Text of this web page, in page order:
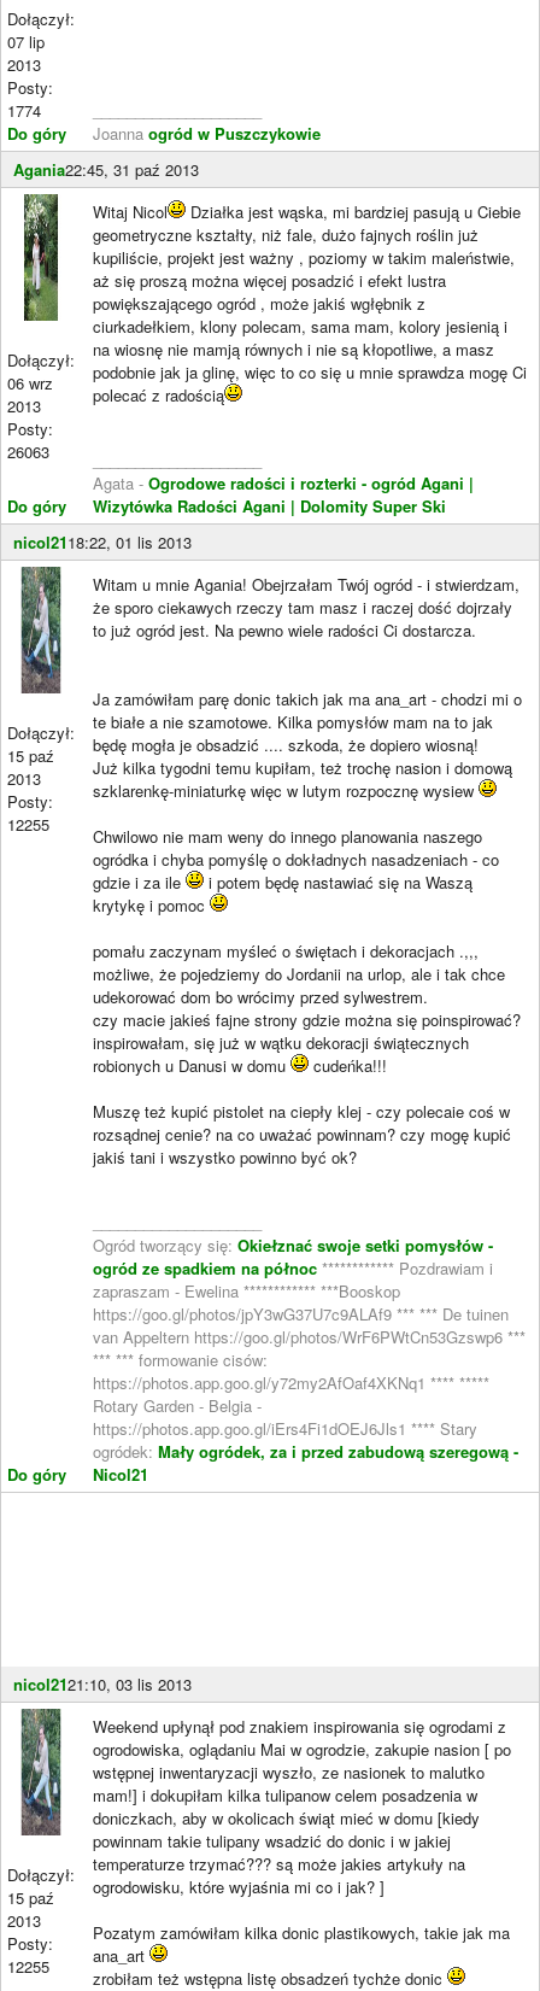
Dołączył:
07 lip
2013
Posty:
1774
Do góry
Joanna ogród w Puszczykowie
Agania22:45, 31 paź 2013
Dołączył:
06 wrz
2013
Posty:
26063
Do góry
Witaj Nicol
Działka jest wąska, mi bardziej pasują u Ciebie
geometryczne kształty, niż fale, dużo fajnych roślin już
kupiliście, projekt jest ważny , poziomy w takim maleństwie,
aż się proszą można więcej posadzić i efekt lustra
powiększającego ogród , może jakiś wgłębnik z
ciurkadełkiem, klony polecam, sama mam, kolory jesienią i
na wiosnę nie mamją równych i nie są kłopotliwe, a masz
podobnie jak ja glinę, więc to co się u mnie sprawdza mogę Ci
polecać z radością
Agata - Ogrodowe radości i rozterki - ogród Agani |
Wizytówka Radości Agani | Dolomity Super Ski
nicol2118:22, 01 lis 2013
Dołączył:
15 paź
2013
Posty:
12255
Do góry
Witam u mnie Agania! Obejrzałam Twój ogród - i stwierdzam,
że sporo ciekawych rzeczy tam masz i raczej dość dojrzały
to już ogród jest. Na pewno wiele radości Ci dostarcza.
Ja zamówiłam parę donic takich jak ma ana_art - chodzi mi o
te białe a nie szamotowe. Kilka pomysłów mam na to jak
będę mogła je obsadzić .... szkoda, że dopiero wiosną!
Już kilka tygodni temu kupiłam, też trochę nasion i domową
szklarenkę-miniaturkę więc w lutym rozpocznę wysiew
Chwilowo nie mam weny do innego planowania naszego
ogródka i chyba pomyślę o dokładnych nasadzeniach - co
gdzie i za ile
i potem będę nastawiać się na Waszą
krytykę i pomoc
pomału zaczynam myśleć o świętach i dekoracjach .,,,
możliwe, że pojedziemy do Jordanii na urlop, ale i tak chce
udekorować dom bo wrócimy przed sylwestrem.
czy macie jakieś fajne strony gdzie można się poinspirować?
inspirowałam, się już w wątku dekoracji świątecznych
robionych u Danusi w domu
cudeńka!!!
Muszę też kupić pistolet na ciepły klej - czy polecaie coś w
rozsądnej cenie? na co uważać powinnam? czy mogę kupić
jakiś tani i wszystko powinno być ok?
Ogród tworzący się: Okiełznać swoje setki pomysłów -
ogród ze spadkiem na północ ************ Pozdrawiam i
zapraszam - Ewelina ************ ***Booskop
https://goo.gl/photos/jpY3wG37U7c9ALAf9 *** *** De tuinen
van Appeltern https://goo.gl/photos/WrF6PWtCn53Gzswp6 ***
*** *** formowanie cisów:
https://photos.app.goo.gl/y72my2AfOaf4XKNq1 **** *****
Rotary Garden - Belgia -
https://photos.app.goo.gl/iErs4Fi1dOEJ6Jls1 **** Stary
ogródek: Mały ogródek, za i przed zabudową szeregową -
Nicol21
nicol2121:10, 03 lis 2013
Dołączył:
15 paź
2013
Posty:
12255
Weekend upłynął pod znakiem inspirowania się ogrodami z
ogrodowiska, oglądaniu Mai w ogrodzie, zakupie nasion [ po
wstępnej inwentaryzacji wyszło, ze nasionek to malutko
mam!] i dokupiłam kilka tulipanow celem posadzenia w
doniczkach, aby w okolicach świąt mieć w domu [kiedy
powinnam takie tulipany wsadzić do donic i w jakiej
temperaturze trzymać??? są może jakies artykuły na
ogrodowisku, które wyjaśnia mi co i jak? ]
Pozatym zamówiłam kilka donic plastikowych, takie jak ma
ana_art
zrobiłam też wstępna listę obsadzeń tychże donic